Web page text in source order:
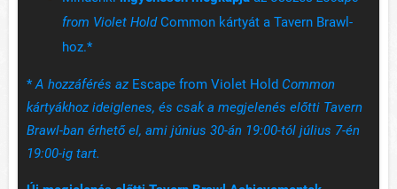
from Violet HoldCommon kártyát a Tavern Brawl-
hoz.*
*A hozzáférés az Escape from Violet Hold Common
kártyákhoz ideiglenes, és csak a megjelenés előtti Tavern
Brawl-ban érhető el, ami június 30-án 19:00-tól július 7-én
19:00-ig tart.